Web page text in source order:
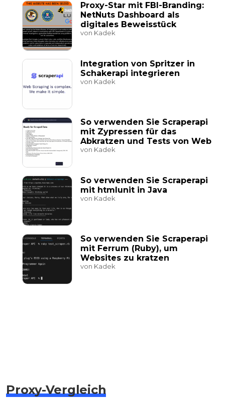
Proxy-Star mit FBI-Branding:
NetNuts Dashboard als
digitales Beweisstück
von Kadek
Integration von Spritzer in
Schakerapi integrieren
von Kadek
So verwenden Sie Scraperapi
mit Zypressen für das
Abkratzen und Tests von Web
von Kadek
So verwenden Sie Scraperapi
mit htmlunit in Java
von Kadek
So verwenden Sie Scraperapi
mit Ferrum (Ruby), um
Websites zu kratzen
von Kadek
Proxy-Vergleich